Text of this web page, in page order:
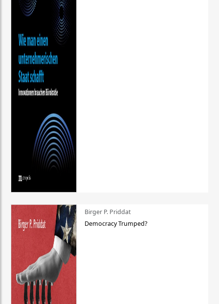
Birger P. Priddat
Democracy Trumped?